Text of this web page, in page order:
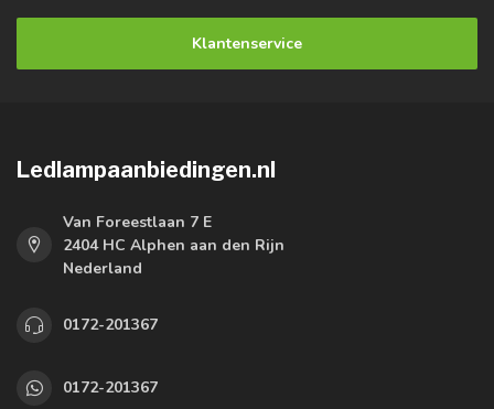
Klantenservice
Ledlampaanbiedingen.nl
Van Foreestlaan 7 E
2404 HC Alphen aan den Rijn
Nederland
0172-201367
0172-201367